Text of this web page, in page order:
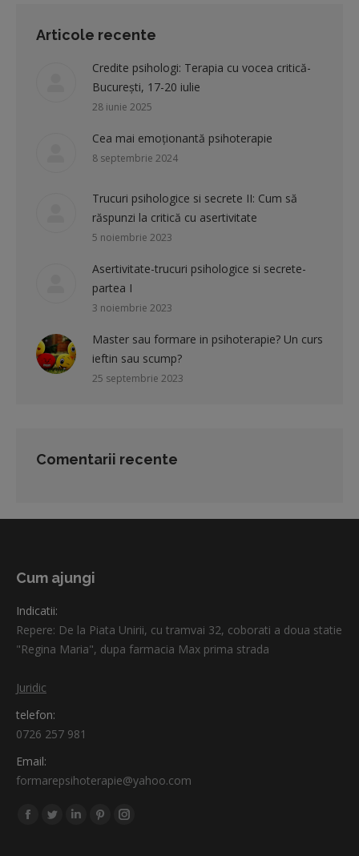
Articole recente
Credite psihologi: Terapia cu vocea critică-
București, 17-20 iulie
28 iunie 2025
Cea mai emoționantă psihoterapie
8 septembrie 2024
Trucuri psihologice si secrete II: Cum să
răspunzi la critică cu asertivitate
5 noiembrie 2023
Asertivitate-trucuri psihologice si secrete-
partea I
3 noiembrie 2023
Master sau formare in psihoterapie? Un curs
ieftin sau scump?
25 septembrie 2023
Comentarii recente
Cum ajungi
Indicatii:
Repere: De la Piata Unirii, cu tramvai 32, coborati a doua statie
"Regina Maria", dupa farmacia Max prima strada
Juridic
telefon:
0726 257 981
Email:
formarepsihoterapie@yahoo.com
Find us on:
Facebook
TwitterLinkedinPinterestInstagram